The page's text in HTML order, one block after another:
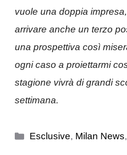
vuole una doppia
arrivare anche un terzo
una prospettiva così
ogni caso a proiettarmi
stagione vivrà di grandi
settimana.
Categorie
Esclusive, Milan News,